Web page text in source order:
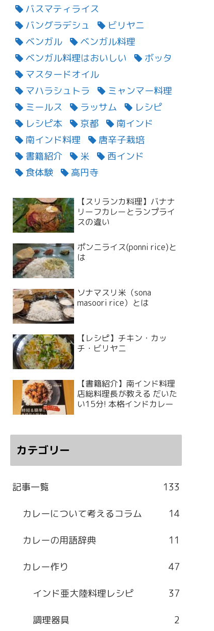
バスマティライス
バングラデシュ
ビリヤニ
ベンガル
ベンガル料理
ベンガル料理はおいしい
ボッタ
マスタードオイル
マハラシュトラ
ミャンマー料理
ミールス
ラッサム
レシピ
レシピ本
京都
南インド
南インド料理
唐辛子栽培
書籍紹介
米
西インド
食体験
高円寺
【スリランカ料理】バナナ
リーフカレーとランプライ
スの違い
ポンニライス(ponni rice)と
は
ソナマスリ米（sona
masoori rice）とは
【レシピ】チキン・カッ
チ・ビリヤニ
【書籍紹介】南インド料理
店総料理長が教える だいた
い15分! 本格インドカレー
カテゴリー
記事一覧 133
カレーについて考えるコラム 14
カレーの用語辞典 11
カレー作り 47
インド亜大陸料理レシピ 37
調理器具 2